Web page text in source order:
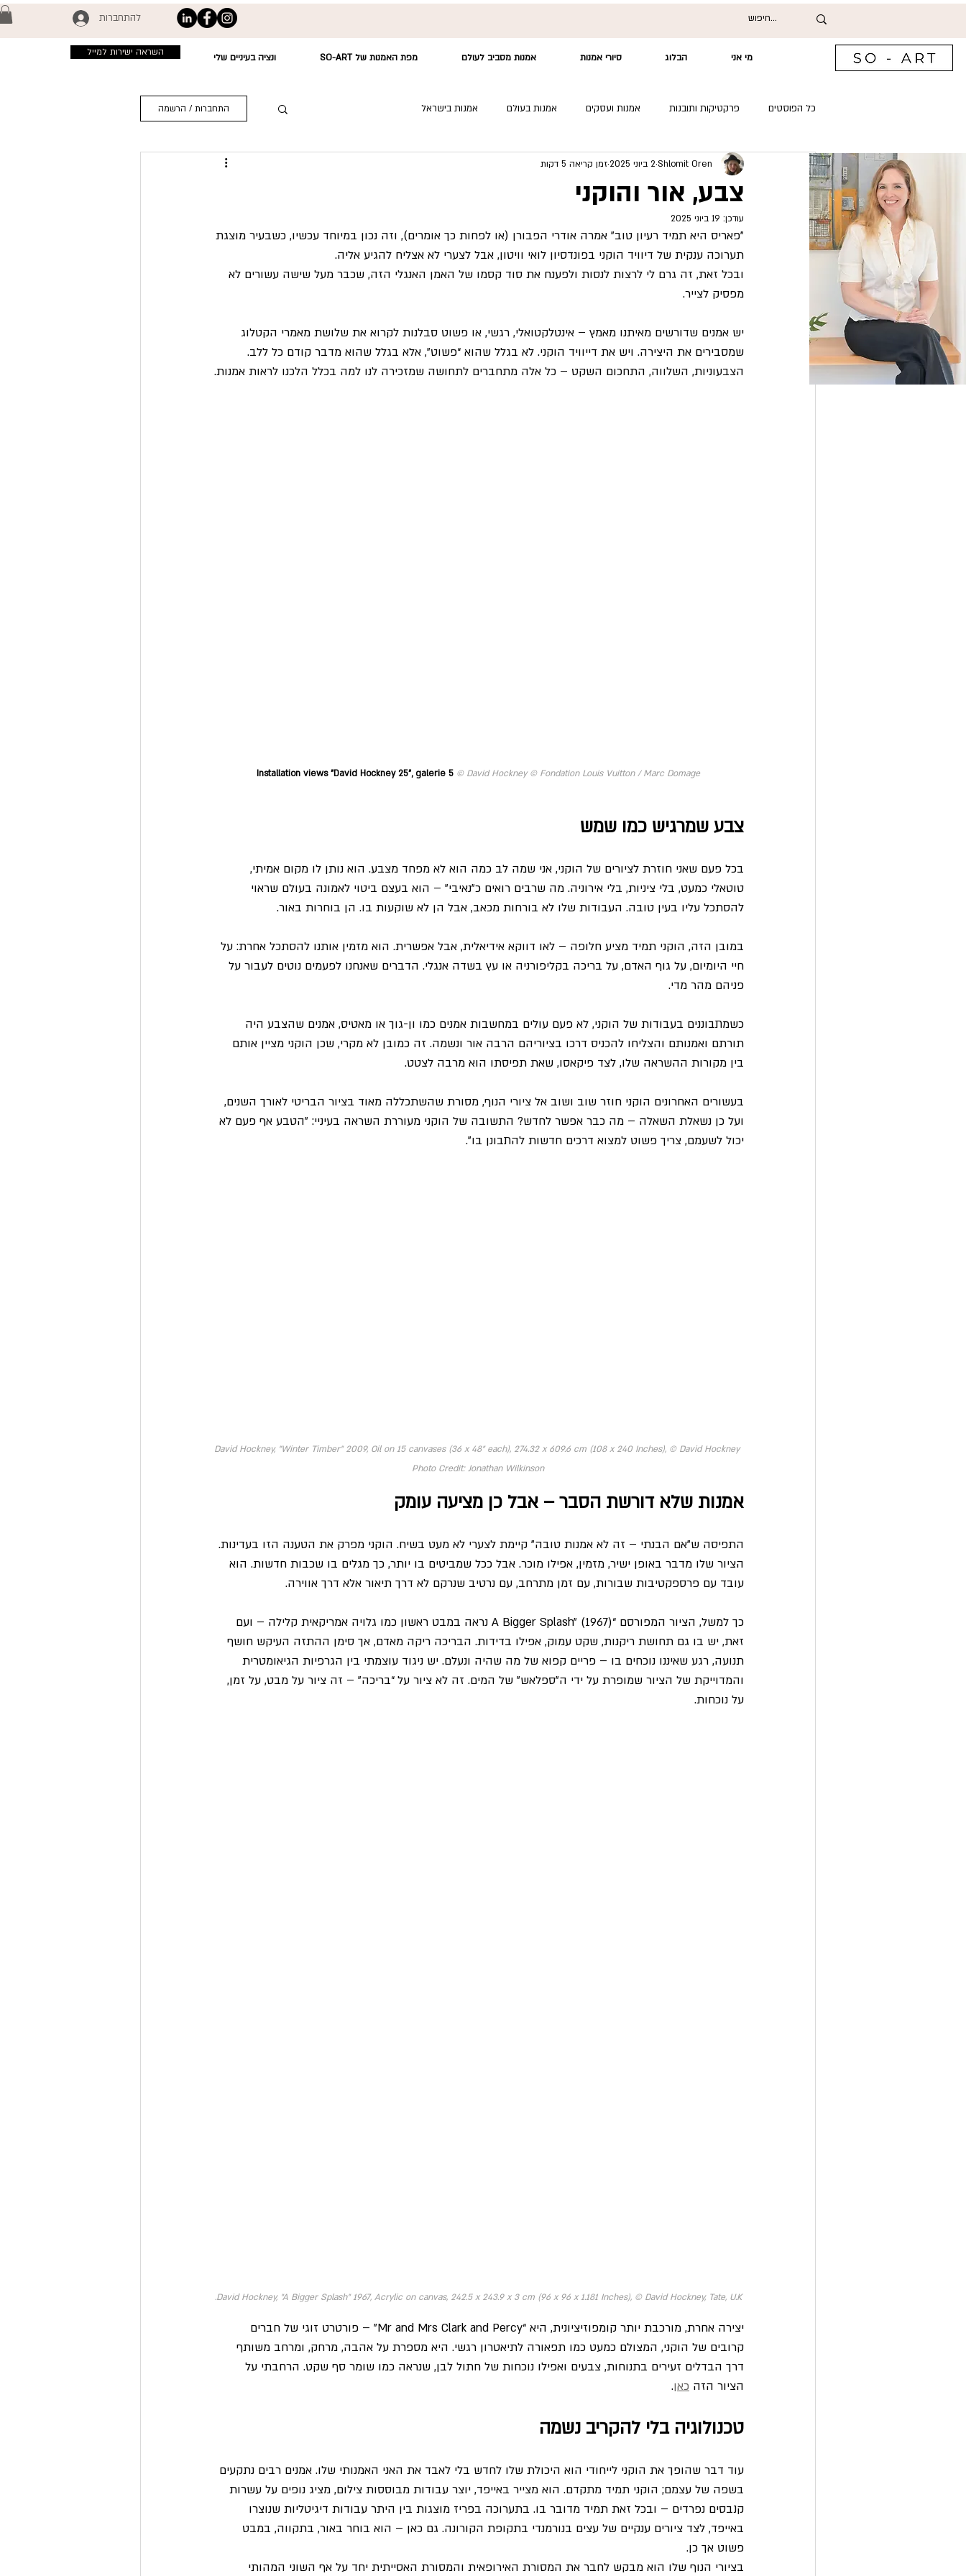
להתחברות
מי אני הבלוג סיורי אמנות אמנות מסביב לעולם מפת האמנות של SO-ART ונציה בעיניים שלי השראה ישירות למייל
כל הפוסטים פרקטיקות ותובנות אמנות ועסקים אמנות בעולם אמנות בישראל
שיחות עם אמנים ואוצרים
התחברות / הרשמה
צבע, אור והוקני
Shlomit Oren2 ביוני 2025 זמן קריאה 5 דקות
עודכן: 19 ביוני 2025
"פאריס היא תמיד רעיון טוב" אמרה אודרי הפבורן (או לפחות כך אומרים), וזה נכון במיוחד עכשיו, כשבעיר מוצגת
תערוכה ענקית של דיוויד הוקני בפונדסיון לואי וויטון, אבל לצערי לא אצליח להגיע אליה.
ובכל זאת, זה גרם לי לרצות לנסות ולפענח את סוד קסמו של האמן האנגלי הזה, שכבר מעל שישה עשורים לא
מפסיק לצייר.
יש אמנים שדורשים מאיתנו מאמץ – אינטלקטואלי, רגשי, או פשוט סבלנות לקרוא את שלושת מאמרי הקטלוג
שמסבירים את היצירה. ויש את דייוויד הוקני. לא בגלל שהוא “פשוט”, אלא בגלל שהוא מדבר קודם כל ללב.
הצבעוניות, השלווה, התחכום השקט – כל אלה מתחברים לתחושה שמזכירה לנו למה בכלל הלכנו לראות אמנות.
Installation views "David Hockney 25", galerie 5 © David Hockney © Fondation Louis Vuitton / Marc Domage
צבע שמרגיש כמו שמש
בכל פעם שאני חוזרת לציורים של הוקני, אני שמה לב כמה הוא לא מפחד מצבע. הוא נותן לו מקום אמיתי,
טוטאלי כמעט, בלי ציניות, בלי אירוניה. מה שרבים רואים כ”נאיבי” – הוא בעצם ביטוי לאמונה בעולם שראוי
להסתכל עליו בעין טובה. העבודות שלו לא בורחות מכאב, אבל הן לא שוקעות בו. הן בוחרות באור.
במובן הזה, הוקני תמיד מציע חלופה – לאו דווקא אידיאלית, אבל אפשרית. הוא מזמין אותנו להסתכל אחרת: על
חיי היומיום, על גוף האדם, על בריכה בקליפורניה או עץ בשדה אנגלי. הדברים שאנחנו לפעמים נוטים לעבור על
פניהם מהר מדי.
כשמתבוננים בעבודות של הוקני, לא פעם עולים במחשבות אמנים כמו ון-גוך או מאטיס, אמנים שהצבע היה
תורתם ואמנותם והצליחו להכניס דרכו בציוריהם הרבה אור ונשמה. זה כמובן לא מקרי, שכן הוקני מציין אותם
בין מקורות ההשראה שלו, לצד פיקאסו, שאת תפיסתו הוא מרבה לצטט.
בעשורים האחרונים הוקני חוזר שוב ושוב אל ציורי הנוף, מסורת שהשתכללה מאוד בציור הבריטי לאורך השנים,
ועל כן נשאלת השאלה – מה כבר אפשר לחדש? התשובה של הוקני מעוררת השראה בעיניי: "הטבע אף פעם לא
יכול לשעמם, צריך פשוט למצוא דרכים חדשות להתבונן בו".
David Hockney, "Winter Timber" 2009, Oil on 15 canvases (36 x 48" each), 274.32 x 609.6 cm (108 x 240 Inches), © David Hockney
Photo Credit: Jonathan Wilkinson
אמנות שלא דורשת הסבר – אבל כן מציעה עומק
התפיסה ש”אם הבנתי – זה לא אמנות טובה” קיימת לצערי לא מעט בשיח. הוקני מפרק את הטענה הזו בעדינות.
הציור שלו מדבר באופן ישיר, מזמין, אפילו מוכר. אבל ככל שמביטים בו יותר, כך מגלים בו שכבות חדשות. הוא
עובד עם פרספקטיבות שבורות, עם זמן מתרחב, עם נרטיב שנרקם לא דרך תיאור אלא דרך אווירה.
כך למשל, הציור המפורסם “A Bigger Splash” (1967) נראה במבט ראשון כמו גלויה אמריקאית קלילה – ועם
זאת, יש בו גם תחושת ריקנות, שקט עמוק, אפילו בדידות. הבריכה ריקה מאדם, אך סימן ההתזה העיקש חושף
תנועה, רגע שאיננו נוכחים בו – פריים קפוא של מה שהיה ונעלם. יש ניגוד עוצמתי בין הגרפיות הגיאומטרית
והמדוייקת של הציור שמופרת על ידי ה"ספלאש" של המים. זה לא ציור על “בריכה” – זה ציור על מבט, על זמן,
על נוכחות.
David Hockney, "A Bigger Splash" 1967, Acrylic on canvas, 242.5 x 243.9 x 3 cm (96 x 96 x 1.181 Inches), © David Hockney, Tate, U.K.
יצירה אחרת, מורכבת יותר קומפוזיציונית, היא “Mr and Mrs Clark and Percy” – פורטרט זוגי של חברים
קרובים של הוקני, המצולם כמעט כמו תפאורה לתיאטרון רגשי. היא מספרת על אהבה, מרחק, ומרחב משותף
דרך הבדלים זעירים בתנוחות, צבעים ואפילו נוכחות של חתול לבן, שנראה כמו שומר סף שקט. הרחבתי על
הציור הזה כאן.
טכנולוגיה בלי להקריב נשמה
עוד דבר שהופך את הוקני לייחודי הוא היכולת שלו לחדש בלי לאבד את האני האמנותי שלו. אמנים רבים נתקעים
בשפה של עצמם; הוקני תמיד מתקדם. הוא מצייר באייפד, יוצר עבודות מבוססות צילום, מציג נופים על עשרות
קנבסים נפרדים – ובכל זאת תמיד מדובר בו. בתערוכה בפריז מוצגות בין היתר עבודות דיגיטליות שנוצרו
באייפד, לצד ציורים ענקיים של עצים בנורמנדי בתקופת הקורונה. גם כאן – הוא בוחר באור, בתקווה, במבט
פשוט אך כן.
בציורי הנוף שלו הוא מבקש לחבר את המסורת האירופאית והמסורת האסייתית יחד על אף השוני המהותי